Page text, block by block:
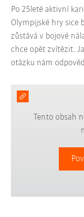
Po 25leté aktivní
Olympijské hry sice
zůstává v bojové
chce opět zvítězit.
otázku nám
Tento obsah